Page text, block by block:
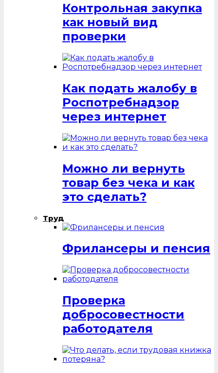
Контрольная закупка
как новый вид
проверки
Как подать жалобу в
Роспотребнадзор
через интернет
Можно ли вернуть
товар без чека и как
это сделать?
Труд
Фрилансеры и пенсия
Проверка
добросовестности
работодателя